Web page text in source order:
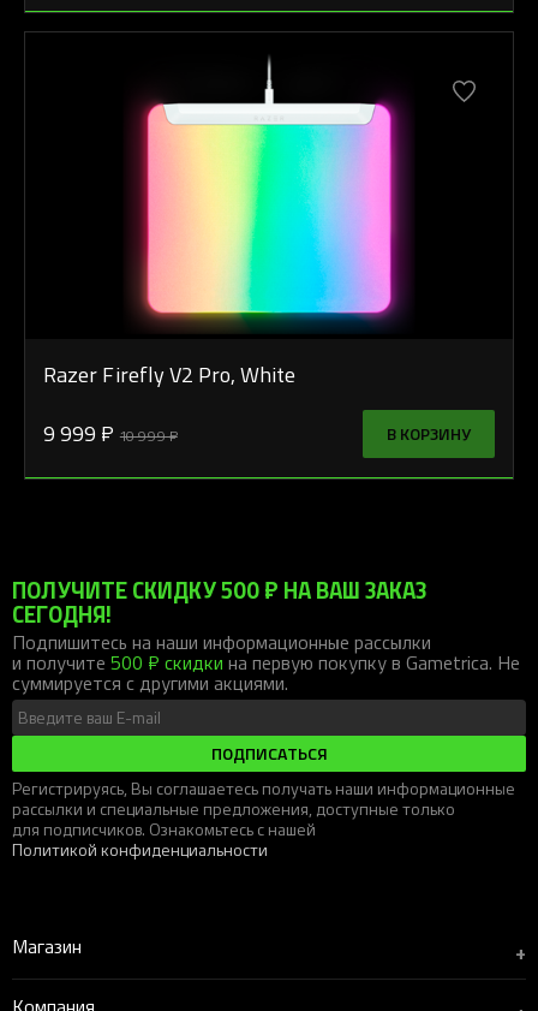
Razer Firefly V2 Pro, White
9 999 ₽ 10 999 ₽ В КОРЗИНУ
ПОЛУЧИТЕ СКИДКУ 500 ₽ НА ВАШ ЗАКАЗ
СЕГОДНЯ!
Подпишитесь на наши информационные рассылки
и получите 500 ₽ скидки на первую покупку в Gametrica. Не
суммируется с другими акциями.
ПОДПИСАТЬСЯ
Регистрируясь, Вы соглашаетесь получать наши информационные
рассылки и специальные предложения, доступные только
для подписчиков. Ознакомьтесь с нашей
Политикой конфиденциальности
Магазин +